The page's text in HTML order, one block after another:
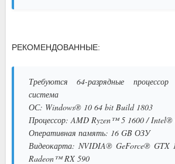
РЕКОМЕНДОВАННЫЕ:
Требуются 64-разрядные
система
ОС: Windows® 10 64 bit Build 1803
Процессор: AMD Ryzen™ 5 1600 /
Оперативная память: 16 GB ОЗУ
Видеокарта: NVIDIA® GeForce® GTX
Radeon™ RX 590